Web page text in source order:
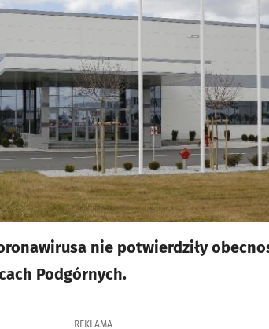
nie potwierdziły
Podgórnych.
REKLAMA